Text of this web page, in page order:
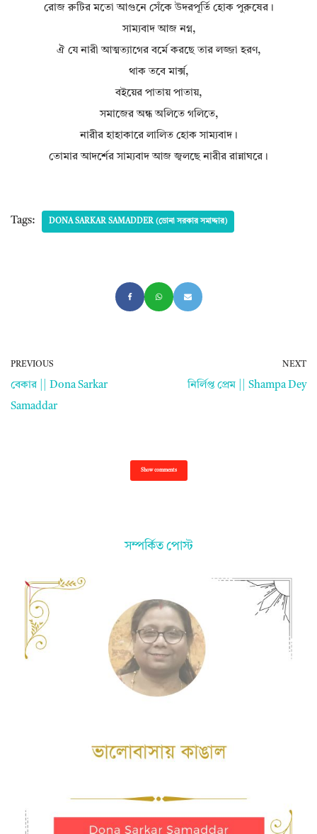
রোজ রুটির মতো আগুনে সেঁকে উদরপূর্তি হোক পুরুষের।
সাম্যবাদ আজ নগ্ন,
ঐ যে নারী আত্মত্যাগের বর্মে করছে তার লজ্জা হরণ,
থাক তবে মার্ক্স,
বইয়ের পাতায় পাতায়,
সমাজের অন্ধ অলিতে গলিতে,
নারীর হাহাকারে লালিত হোক সাম্যবাদ।
তোমার আদর্শের সাম্যবাদ আজ জ্বলছে নারীর রান্নাঘরে।
Tags: DONA SARKAR SAMADDER (ডোনা সরকার সমাদ্দার)
PREVIOUS
বেকার || Dona Sarkar
Samaddar
NEXT
নির্লিপ্ত প্রেম || Shampa Dey
Show comments
সম্পর্কিত পোস্ট